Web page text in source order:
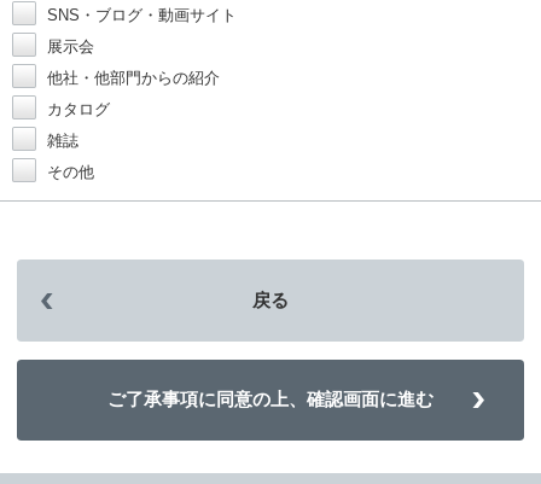
SNS・ブログ・動画サイト
展示会
他社・他部門からの紹介
カタログ
雑誌
その他